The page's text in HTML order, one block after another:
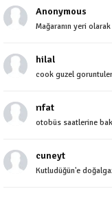
Anonymous
Mağaranın yeri
hilal
cook guzel
rıfat
otobüs saatlerine
cuneyt
Kutludüğün'e